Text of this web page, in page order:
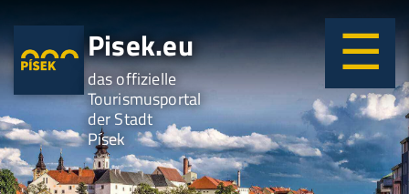
Pisek.eu
das offizielle
Tourismusportal
der Stadt
Písek